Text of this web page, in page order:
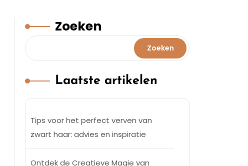
Zoeken
Zoeken
Laatste artikelen
Tips voor het perfect verven van
zwart haar: advies en inspiratie
Ontdek de Creatieve Magie van